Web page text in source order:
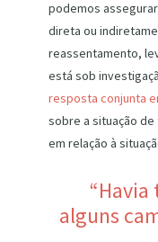
podemos
direta ou
reassentamento,
está sob
resposta conjunta
sobre a situação
em relação à
“Havia
alguns